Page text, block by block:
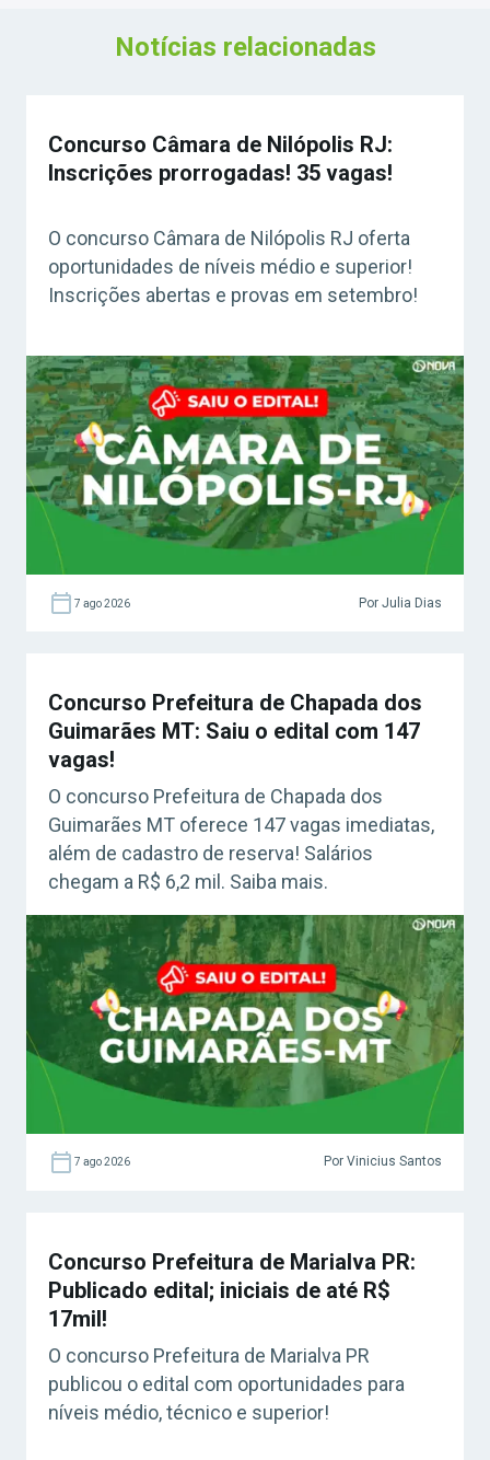
Notícias relacionadas
Concurso Câmara de Nilópolis RJ:
Inscrições prorrogadas! 35 vagas!
O concurso Câmara de Nilópolis RJ oferta
oportunidades de níveis médio e superior!
Inscrições abertas e provas em setembro!
7 ago 2026 Por Julia Dias
Concurso Prefeitura de Chapada dos
Guimarães MT: Saiu o edital com 147
vagas!
O concurso Prefeitura de Chapada dos
Guimarães MT oferece 147 vagas imediatas,
além de cadastro de reserva! Salários
chegam a R$ 6,2 mil. Saiba mais.
7 ago 2026 Por Vinicius Santos
Concurso Prefeitura de Marialva PR:
Publicado edital; iniciais de até R$
17mil!
O concurso Prefeitura de Marialva PR
publicou o edital com oportunidades para
níveis médio, técnico e superior!